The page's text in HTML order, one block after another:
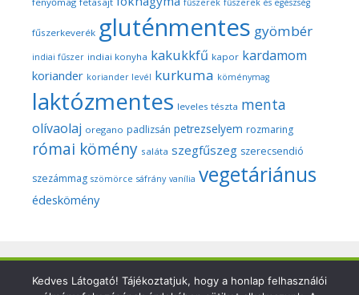
fűszerek fűszerek és egészség
fűszerkeverék gluténmentes gyömbér
indiai fűszer indiai konyha kakukkfű kapor kardamom
koriander koriander levél kurkuma köménymag
laktózmentes leveles tészta menta
olívaolaj oregano padlizsán petrezselyem rozmaring
római kömény saláta szegfűszeg szerecsendió
szezámmag szömörce sáfrány vanília vegetáriánus
édeskömény
Copyright © 2026 Szegedi Fűszeres - Minden fotó és anyag
Kedves Látogató! Tájékoztatjuk, hogy a honlap felhasználói